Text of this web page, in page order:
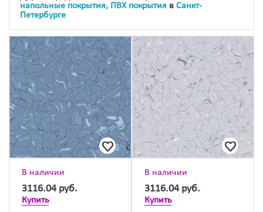
напольные покрытия, ПВХ покрытия в Санкт-
Петербурге
В наличии
3116.04 руб.
Купить
В наличии
3116.04 руб.
Купить